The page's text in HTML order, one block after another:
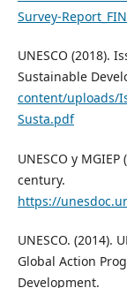
Survey-
UNESCO (2018).
Sustainable
content/uploads/
Susta.pdf
UNESCO y
century.
https://
UNESCO. (2014).
Global Action
Development.